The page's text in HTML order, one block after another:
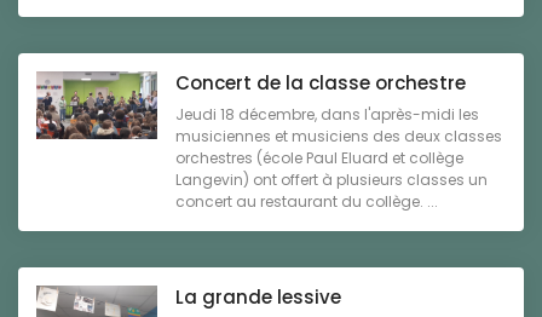
Concert de la classe orchestre
Jeudi 18 décembre, dans l'après-midi les
musiciennes et musiciens des deux classes
orchestres (école Paul Eluard et collège
Langevin) ont offert à plusieurs classes un
concert au restaurant du collège. ...
La grande lessive